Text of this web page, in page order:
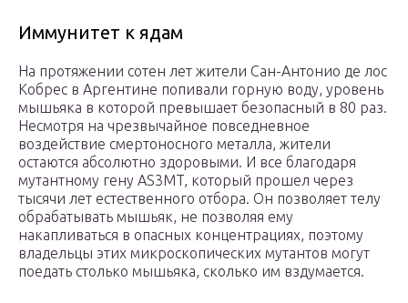
Иммунитет к ядам
На протяжении сотен лет жители Сан-Антонио де лос
Кобрес в Аргентине попивали горную воду, уровень
мышьяка в которой превышает безопасный в 80 раз.
Несмотря на чрезвычайное повседневное
воздействие смертоносного металла, жители
остаются абсолютно здоровыми. И все благодаря
мутантному гену AS3MT, который прошел через
тысячи лет естественного отбора. Он позволяет телу
обрабатывать мышьяк, не позволяя ему
накапливаться в опасных концентрациях, поэтому
владельцы этих микроскопических мутантов могут
поедать столько мышьяка, сколько им вздумается.